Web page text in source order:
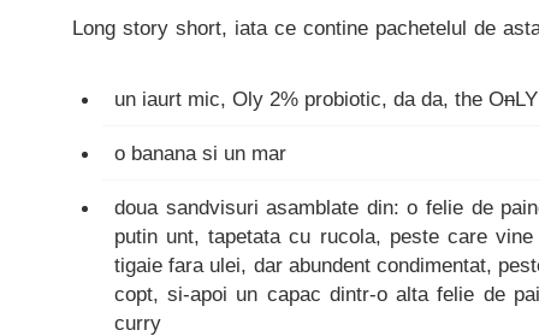
Long story short, iata ce contine pachetelul de
un iaurt mic, Oly 2% probiotic, da da, the On
o banana si un mar
doua sandvisuri asamblate din: o felie de
putin unt, tapetata cu rucola, peste care
tigaie fara ulei, dar abundent condimentat,
copt, si-apoi un capac dintr-o alta felie de
curry